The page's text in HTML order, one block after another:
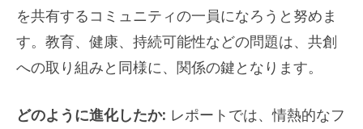
を共有するコミュニティの一員になろうと努めま
す。教育、健康、持続可能性などの問題は、共創
への取り組みと同様に、関係の鍵となります。
どのように進化したか: レポートでは、情熱的なフ